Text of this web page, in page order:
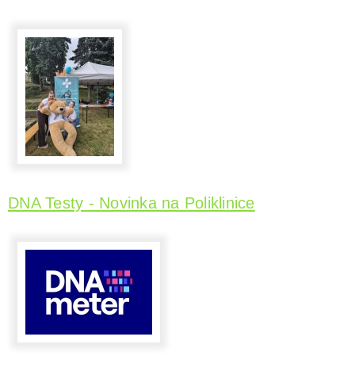
DNA Testy - Novinka na Poliklinice